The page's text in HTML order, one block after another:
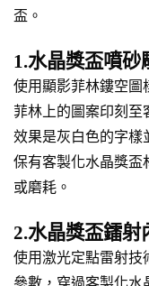
盃。
1.水晶獎盃噴砂
使用顯影菲林鏤空圖
菲林上的圖案印刻至
效果是灰白色的字樣
保有客製化水晶獎盃
或磨耗。
2.水晶獎盃鐳射
使用激光定點雷射技
參數，穿過客製化水